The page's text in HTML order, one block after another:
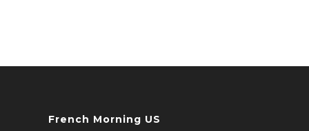
French Morning US